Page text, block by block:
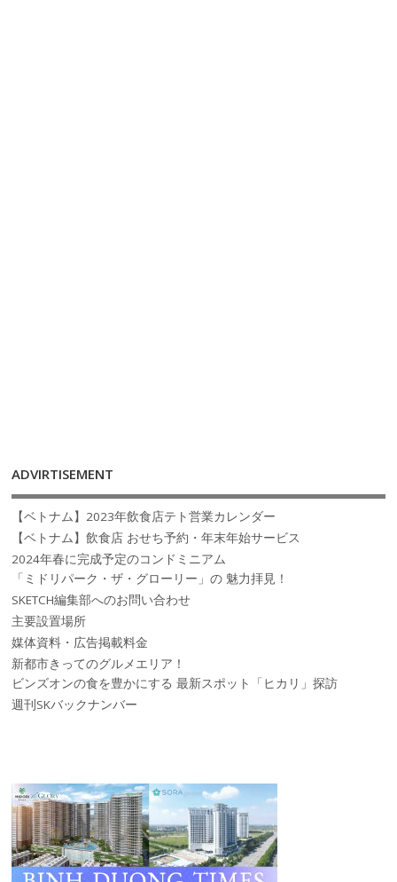
ADVIRTISEMENT
【ベトナム】2023年飲食店テト営業カレンダー
【ベトナム】飲食店 おせち予約・年末年始サービス
2024年春に完成予定のコンドミニアム
「ミドリパーク・ザ・グローリー」の 魅力拝見！
SKETCH編集部へのお問い合わせ
主要設置場所
媒体資料・広告掲載料金
新都市きってのグルメエリア！
ビンズオンの食を豊かにする 最新スポット「ヒカリ」探訪
週刊SKバックナンバー